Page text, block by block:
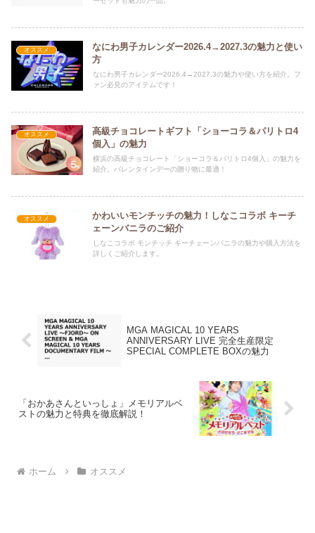
オススメ
なにわ男子カレンダー2026.4→2027.3の魅力と使い
方
なにわ男子カレンダー2026.4→2027.3の魅力や使い方を紹介。フ
ァン必見のアイテムです！
オススメ
高級チョコレートギフト「ショーコラ＆パリトロ4
個入」の魅力
横浜の高級チョコレート「ショーコラ＆パリトロ4個入」の魅力を
紹介。バレンタインデーの贈り物に最適！
オススメ
かわいいモンチッチの魅力！しなこコラボ キーチ
ェーンバニラのご紹介
しなこコラボ モンチッチ キーチェーンバニラの魅力や購入方法を
詳しくご紹介します。
MGA MAGICAL 10 YEARS
ANNIVERSARY LIVE 完全生産限定
SPECIAL COMPLETE BOXの魅力
「おかあさんといっしょ」メモリアルベ
ストの魅力と特典を徹底解説！
ホーム オススメ